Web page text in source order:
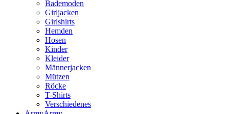
Bademoden
Girljacken
Girlshirts
Hemden
Hosen
Kinder
Kleider
Männerjacken
Mützen
Röcke
T-Shirts
Verschiedenes